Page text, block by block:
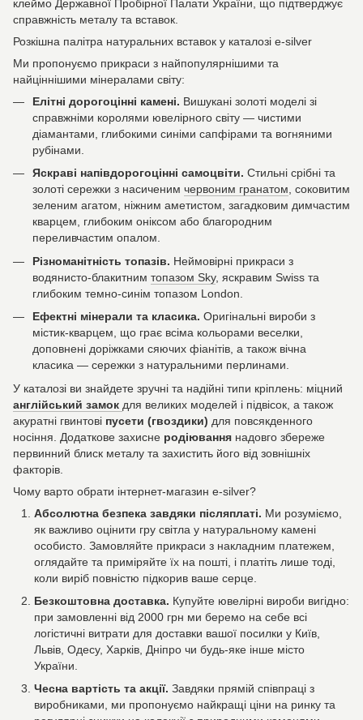
клеймо Державної Пробірної Палати України, що підтверджує
справжність металу та вставок.
Розкішна палітра натуральних вставок у каталозі e-silver
Ми пропонуємо прикраси з найпопулярнішими та
найціннішими мінералами світу:
Елітні дорогоцінні камені. Вишукані золоті моделі зі
справжніми королями ювелірного світу — чистими
діамантами, глибокими синіми сапфірами та вогняними
рубінами.
Яскраві напівдорогоцінні самоцвіти. Стильні срібні та
золоті сережки з насиченим червоним гранатом, соковитим
зеленим агатом, ніжним аметистом, загадковим димчастим
кварцем, глибоким оніксом або благородним
переливчастим опалом.
Різноманітність топазів. Неймовірні прикраси з
водянисто-блакитним топазом Sky, яскравим Swiss та
глибоким темно-синім топазом London.
Ефектні мінерали та класика. Оригінальні вироби з
містик-кварцем, що грає всіма кольорами веселки,
доповнені доріжками сяючих фіанітів, а також вічна
класика — сережки з натуральними перлинами.
У каталозі ви знайдете зручні та надійні типи кріплень: міцний
англійський замок для великих моделей і підвісок, а також
акуратні гвинтові пусети (гвоздики) для повсякденного
носіння. Додаткове захисне родіювання надовго збереже
первинний блиск металу та захистить його від зовнішніх
факторів.
Чому варто обрати інтернет-магазин e-silver?
Абсолютна безпека завдяки післяплаті. Ми розуміємо,
як важливо оцінити гру світла у натуральному камені
особисто. Замовляйте прикраси з накладним платежем,
оглядайте та приміряйте їх на пошті, і платіть лише тоді,
коли виріб повністю підкорив ваше серце.
Безкоштовна доставка. Купуйте ювелірні вироби вигідно:
при замовленні від 2000 грн ми беремо на себе всі
логістичні витрати для доставки вашої посилки у Київ,
Львів, Одесу, Харків, Дніпро чи будь-яке інше місто
України.
Чесна вартість та акції. Завдяки прямій співпраці з
виробниками, ми пропонуємо найкращі ціни на ринку та